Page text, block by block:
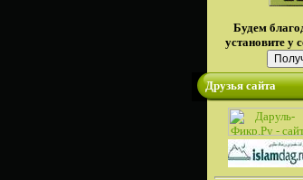
Будем
установите у
Друзья сайта